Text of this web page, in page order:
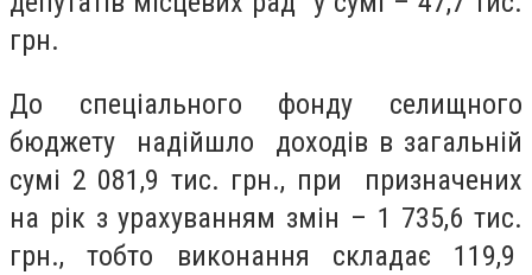
грн.
До спеціального фонду селищного
бюджету надійшло доходів в загальній
сумі 2 081,9 тис. грн., при призначених
на рік з урахуванням змін – 1 735,6 тис.
грн., тобто виконання складає 119,9